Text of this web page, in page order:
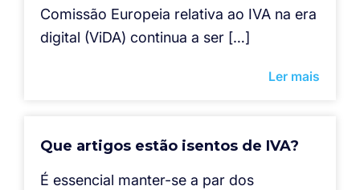
Comissão Europeia relativa ao IVA na era
digital (ViDA) continua a ser […]
Ler mais
Que artigos estão isentos de IVA?
É essencial manter-se a par dos